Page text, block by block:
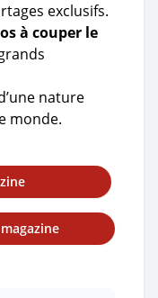
exclusifs.
à couper le
nature
monde.